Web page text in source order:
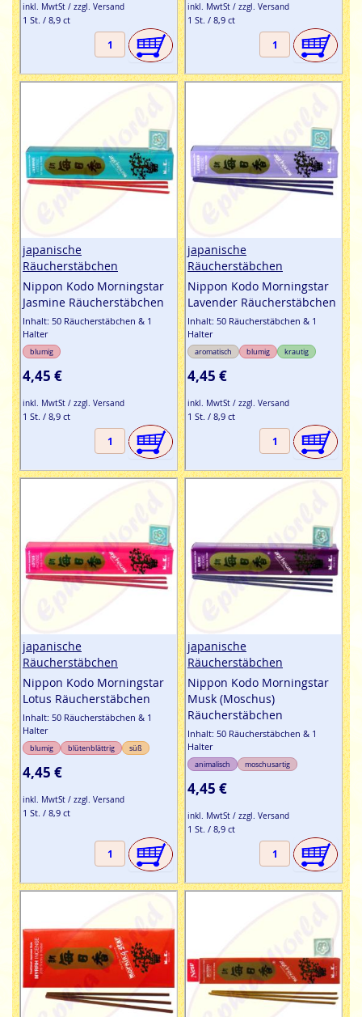
inkl. MwtSt / zzgl. Versand
1 St. / 8,9 ct
inkl. MwtSt / zzgl. Versand
1 St. / 8,9 ct
japanische
Räucherstäbchen
Nippon Kodo Morningstar
Jasmine Räucherstäbchen
Inhalt: 50 Räucherstäbchen & 1
Halter
blumig
4,45 €
inkl. MwtSt / zzgl. Versand
1 St. / 8,9 ct
japanische
Räucherstäbchen
Nippon Kodo Morningstar
Lavender Räucherstäbchen
Inhalt: 50 Räucherstäbchen & 1
Halter
aromatisch blumig krautig
4,45 €
inkl. MwtSt / zzgl. Versand
1 St. / 8,9 ct
japanische
Räucherstäbchen
Nippon Kodo Morningstar
Lotus Räucherstäbchen
Inhalt: 50 Räucherstäbchen & 1
Halter
blumig blütenblättrig süß
4,45 €
inkl. MwtSt / zzgl. Versand
1 St. / 8,9 ct
japanische
Räucherstäbchen
Nippon Kodo Morningstar
Musk (Moschus)
Räucherstäbchen
Inhalt: 50 Räucherstäbchen & 1
Halter
animalisch moschusartig
4,45 €
inkl. MwtSt / zzgl. Versand
1 St. / 8,9 ct